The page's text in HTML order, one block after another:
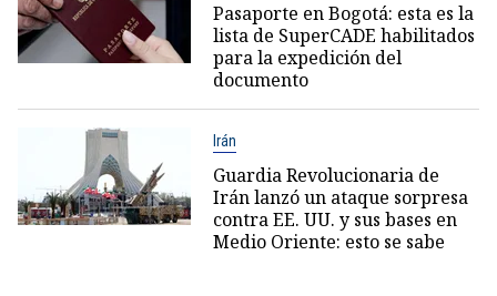
Pasaporte en Bogotá: esta es la
lista de SuperCADE habilitados
para la expedición del
documento
Irán
Guardia Revolucionaria de
Irán lanzó un ataque sorpresa
contra EE. UU. y sus bases en
Medio Oriente: esto se sabe